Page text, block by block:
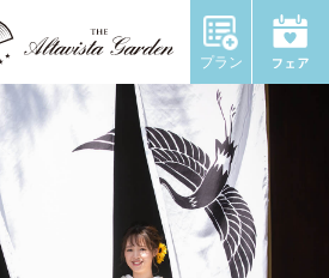
プラン